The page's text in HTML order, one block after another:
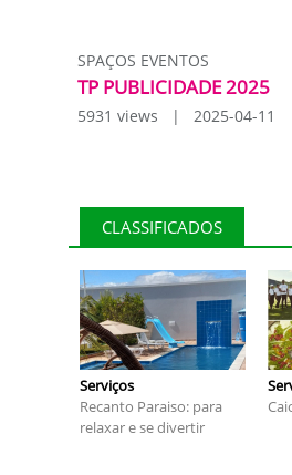
SPAÇOS EVENTOS
TP PUBLICIDADE 2025
5931 views | 2025-04-11
CLASSIFICADOS
Serviços
Recanto Paraiso: para
relaxar e se divertir